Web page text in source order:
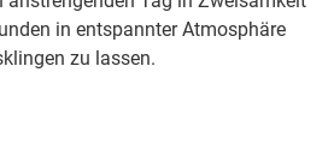
in entspannter Atmosphäre
zu lassen.